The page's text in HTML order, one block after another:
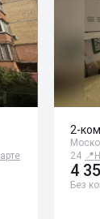
2-
24 📍
4
Без